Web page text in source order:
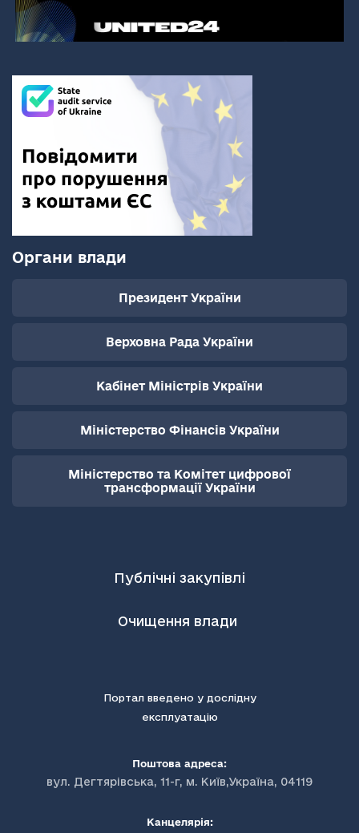
Органи влади
Президент України
Верховна Рада України
Кабінет Міністрів України
Міністерство Фінансів України
Міністерство та Комітет цифрової
трансформації України
Публічні закупівлі
Очищення влади
Портал введено у дослідну
експлуатацію
Поштова адреса:
вул. Дегтярівська, 11-г, м. Київ,Україна, 04119
Канцелярія: